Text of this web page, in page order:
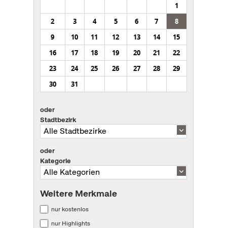
1
2
3 4 5 6 7
8
9
10 11 12 13 14
15
16
17 18 19 20 21
22
23
24 25 26 27 28
29
30
31
oder
Stadtbezirk
oder
Kategorie
Weitere Merkmale
nur kostenlos
nur Highlights